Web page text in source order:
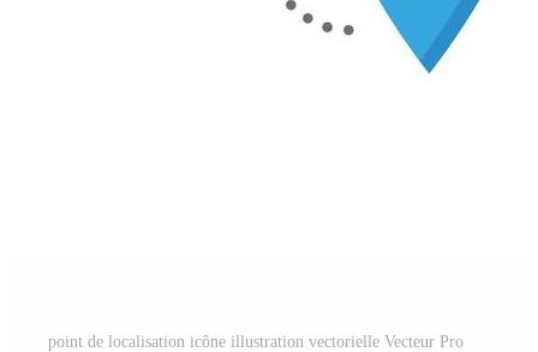
point de localisation icône illustration vectorielle Vecteur Pro